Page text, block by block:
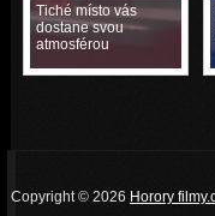
Tiché místo vás
dostane svou
atmosférou
Copyright © 2026 Horory